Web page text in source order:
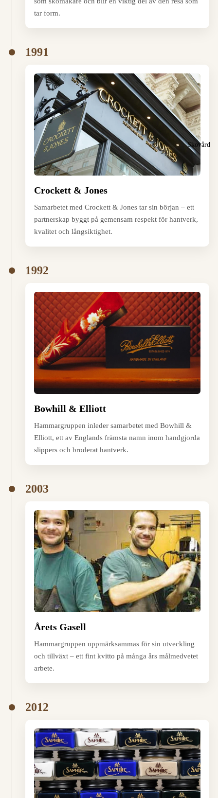
Skovård
tar form.
1991
Crockett & Jones
Samarbetet med Crockett & Jones tar sin början – ett
partnerskap byggt på gemensam respekt för hantverk,
kvalitet och långsiktighet.
1992
Bowhill & Elliott
Hammargruppen inleder samarbetet med Bowhill &
Elliott, ett av Englands främsta namn inom handgjorda
slippers och broderat hantverk.
2003
Årets Gasell
Hammargruppen uppmärksammas för sin utveckling
och tillväxt – ett fint kvitto på många års målmedvetet
arbete.
2012